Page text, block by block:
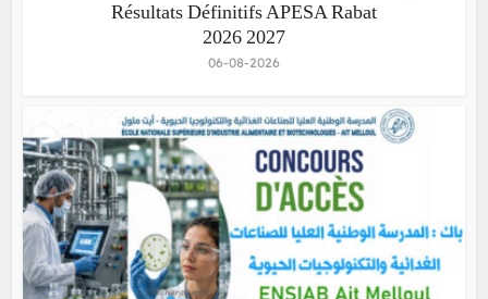
Résultats Définitifs APESA Rabat
2026 2027
06-08-2026